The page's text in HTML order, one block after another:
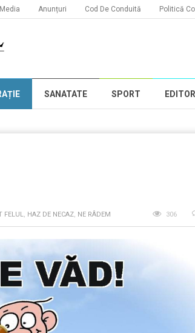
Anunțuri Cod De Conduită Politică
SANATATE SPORT
FELUL, HAZ DE NECAZ, NE RÂDEM 306